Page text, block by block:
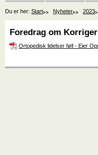
Du er her: Start Nyheter 2023
Foredrag om
Ortopedisk lidelser føll - Eier